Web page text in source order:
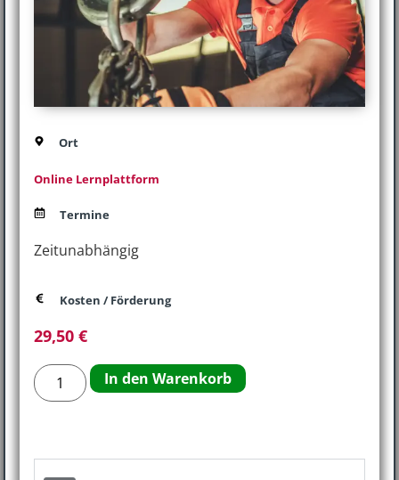
Ort
Online Lernplattform
Termine
Zeitunabhängig
Kosten / Förderung
29,50€
In den Warenkorb